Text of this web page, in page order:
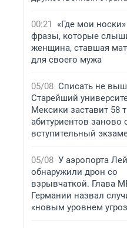
00:21
«Где мои
фразы, которые
женщина, ставшая
для своего мужа
05/08 Списать не
Старейший
Мексики заставит 58
абитуриентов заново
вступительный
05/08 У аэропорта
обнаружили дрон со
взрывчаткой. Глава
Германии назвал
«новым уровнем